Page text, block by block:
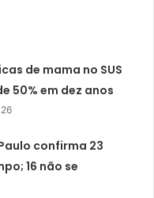
de mama no SUS
50% em dez anos
confirma 23
16 não se